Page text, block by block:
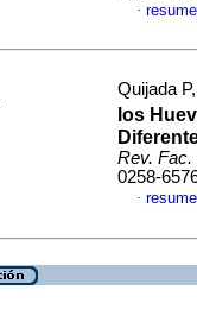
·
Quijada
los
Rev. Fac.
0258-
·